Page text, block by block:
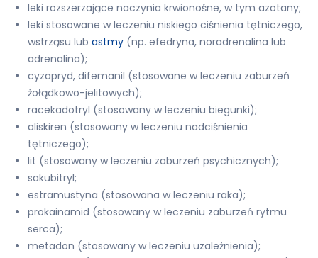
leki rozszerzające naczynia krwionośne, w tym azotany;
leki stosowane w leczeniu niskiego ciśnienia tętniczego,
wstrząsu lub astmy (np. efedryna, noradrenalina lub
adrenalina);
cyzapryd, difemanil (stosowane w leczeniu zaburzeń
żołądkowo-jelitowych);
racekadotryl (stosowany w leczeniu biegunki);
aliskiren (stosowany w leczeniu nadciśnienia
tętniczego);
lit (stosowany w leczeniu zaburzeń psychicznych);
sakubitryl;
estramustyna (stosowana w leczeniu raka);
prokainamid (stosowany w leczeniu zaburzeń rytmu
serca);
metadon (stosowany w leczeniu uzależnienia);